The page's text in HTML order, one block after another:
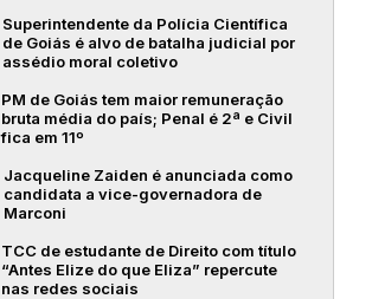
Superintendente da Polícia Científica
de Goiás é alvo de batalha judicial por
assédio moral coletivo
PM de Goiás tem maior remuneração
bruta média do país; Penal é 2ª e Civil
fica em 11º
Jacqueline Zaiden é anunciada como
candidata a vice-governadora de
Marconi
TCC de estudante de Direito com título
“Antes Elize do que Eliza” repercute
nas redes sociais